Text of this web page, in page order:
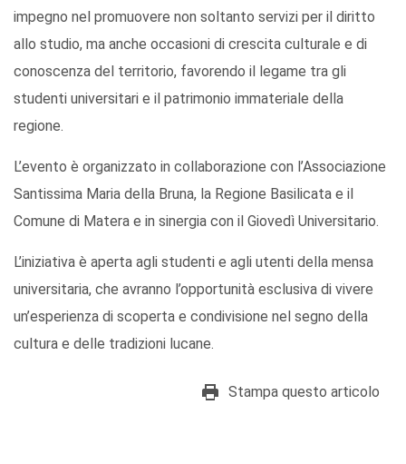
impegno nel promuovere non soltanto servizi per il diritto
allo studio, ma anche occasioni di crescita culturale e di
conoscenza del territorio, favorendo il legame tra gli
studenti universitari e il patrimonio immateriale della
regione.
L’evento è organizzato in collaborazione con l’Associazione
Santissima Maria della Bruna, la Regione Basilicata e il
Comune di Matera e in sinergia con il Giovedì Universitario.
L’iniziativa è aperta agli studenti e agli utenti della mensa
universitaria, che avranno l’opportunità esclusiva di vivere
un’esperienza di scoperta e condivisione nel segno della
cultura e delle tradizioni lucane.
Stampa questo articolo